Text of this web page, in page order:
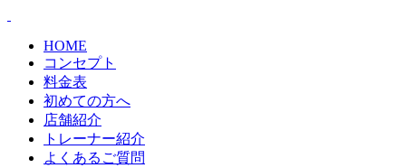
HOME
コンセプト
料金表
初めての方へ
店舗紹介
トレーナー紹介
よくあるご質問